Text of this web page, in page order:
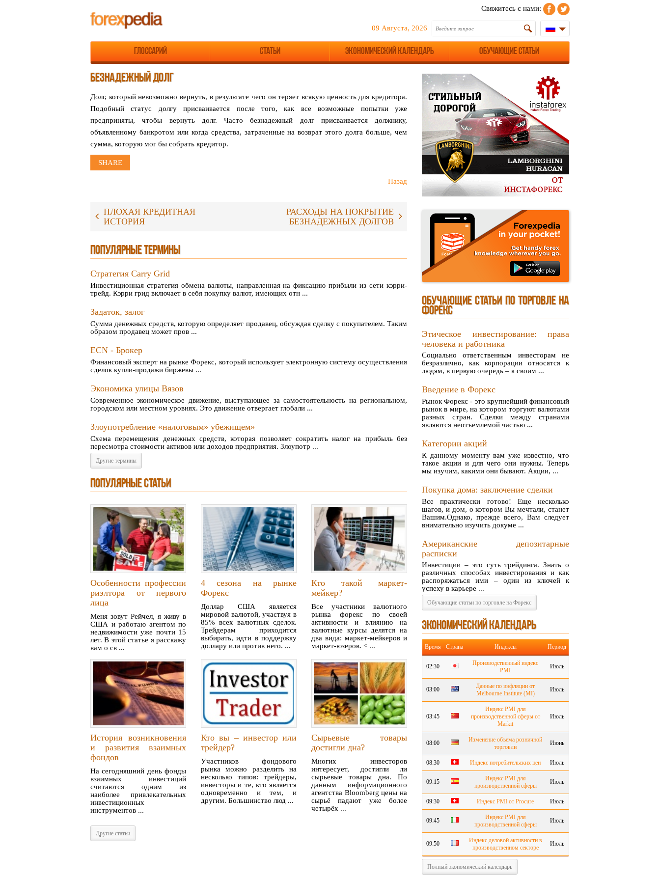
Свяжитесь с нами:
09 Августа, 2026
Глоссарий Статьи Экономический календарь Обучающие статьи
БЕЗНАДЕЖНЫЙ ДОЛГ
Долг, который невозможно вернуть, в результате чего онтеряет всякую ценность для кредитора.
Подобный статус долгу присваивается после того, как все возможные попытки уже
предприняты, чтобы вернуть долг. Частобезнадежный долг присваивается должнику,
объявленному банкротом или когда средства, затраченные на возврат этого долга больше, чем
сумма, которую мог бы собрать кредитор.
SHARE
Назад
ПЛОХАЯ КРЕДИТНАЯ
ИСТОРИЯ
РАСХОДЫ НА ПОКРЫТИЕ
БЕЗНАДЕЖНЫХ ДОЛГОВ
ПОПУЛЯРНЫЕ ТЕРМИНЫ
Стратегия Carry Grid
Инвестиционная стратегия обмена валюты, направленная на фиксацию прибыли из сети кэрри-
трейд. Кэрри грид включает в себя покупку валют, имеющих отн ...
Задаток, залог
Сумма денежных средств, которую определяет продавец, обсуждая сделку с покупателем. Таким
образом продавец может пров ...
ECN - Брокер
Финансовый эксперт на рынке Форекс, который использует электронную систему осуществления
сделок купли-продажи биржевы ...
Экономика улицы Вязов
Современное экономическое движение, выступающее за самостоятельность на региональном,
городском или местном уровнях. Это движение отвергает глобали ...
Злоупотребление «налоговым» убежищем»
Схема перемещения денежных средств, которая позволяет сократить налог на прибыль без
пересмотра стоимости активов или доходов предприятия. Злоупотр ...
Другие термины
ПОПУЛЯРНЫЕ СТАТЬИ
Особенности профессии
риэлтора от первого
лица
Меня зовут Рейчел, я живу в
США и работаю агентом по
недвижимости уже почти 15
лет. В этой статье я расскажу
вам о св ...
4 сезона на рынке
Форекс
Доллар США является
мировой валютой, участвуя в
85% всех валютных сделок.
Трейдерам приходится
выбирать, идти в поддержку
доллару или против него. ...
Кто такой маркет-
мейкер?
Все участники валютного
рынка форекс по своей
активности и влиянию на
валютные курсы делятся на
два вида: маркет-мейкеров и
маркет-юзеров. < ...
История возникновения
и развития взаимных
фондов
На сегодняшний день фонды
взаимных инвестиций
считаются одним из
наиболее привлекательных
инвестиционных
инструментов ...
Кто вы – инвестор или
трейдер?
Участников фондового
рынка можно разделить на
несколько типов: трейдеры,
инвесторы и те, кто является
одновременно и тем, и
другим. Большинство люд ...
Сырьевые товары
достигли дна?
Многих инвесторов
интересует, достигли ли
сырьевые товары дна. По
данным информационного
агентства Bloomberg цены на
сырьё падают уже более
четырёх ...
Другие статьи
ОБУЧАЮЩИЕ СТАТЬИ ПО ТОРГОВЛЕ НА
ФОРЕКС
Этическое инвестирование: права
человека и работника
Социально ответственным инвесторам не
безразлично, как корпорации относятся к
людям, в первую очередь – к своим ...
Введение в Форекс
Рынок Форекс - это крупнейший финансовый
рынок в мире, на котором торгуют валютами
разных стран. Сделки между странами
являются неотъемлемой частью ...
Категории акций
К данному моменту вам уже известно, что
такое акции и для чего они нужны. Теперь
мы изучим, какими они бывают. Акции, ...
Покупка дома: заключение сделки
Все практически готово! Еще несколько
шагов, и дом, о котором Вы мечтали, станет
Вашим.Однако, прежде всего, Вам следует
внимательно изучить докуме ...
Американские депозитарные
расписки
Инвестиции – это суть трейдинга. Знать о
различных способах инвестирования и как
распоряжаться ими – один из ключей к
успеху в карьере ...
Обучающие статьи по торговле на Форекс
ЭКОНОМИЧЕСКИЙ КАЛЕНДАРЬ
Время Страна Индексы Период
02:30
Производственный индекс
PMI
Июль
03:00
Данные по инфляции от
Melbourne Institute (MI)
Июль
03:45
Индекс PMI для
производственной сферы от
Markit
Июль
08:00
Изменение объема розничной
торговли
Июнь
08:30 Индекс потребительских цен Июль
09:15
Индекс PMI для
производственной сферы
Июль
09:30 Индекс PMI от Procure Июль
09:45
Индекс PMI для
производственной сферы
Июль
09:50
Индекс деловой активности в
производственном секторе
Июль
Полный экономический календарь